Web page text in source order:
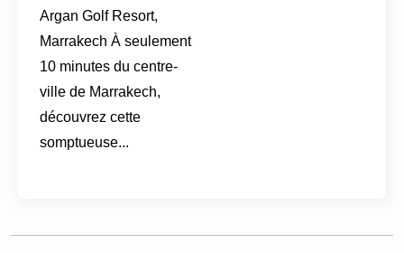
Argan Golf Resort,
Marrakech À seulement
10 minutes du centre-
ville de Marrakech,
découvrez cette
somptueuse...